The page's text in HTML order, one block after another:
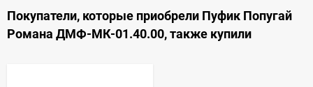
Покупатели, которые приобрели Пуфик Попугай
Романа ДМФ-МК-01.40.00, также купили